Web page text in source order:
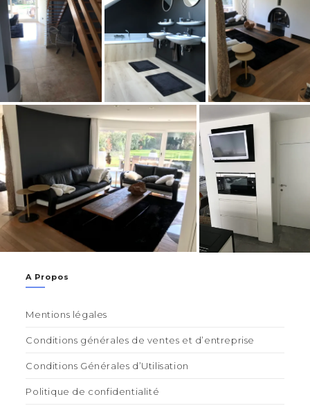
A Propos
Mentions légales
Conditions générales de ventes et d’entreprise
Conditions Générales d’Utilisation
Politique de confidentialité